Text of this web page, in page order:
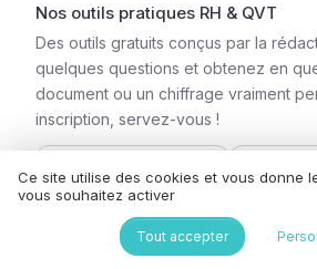
Nos outils pratiques RH & QVT
Des outils gratuits conçus par la
quelques questions et obtenez en
document ou un chiffrage vraiment
inscription, servez-vous !
📋
Générateur de fiche de
Ce site utilise des cookies et vous donne
vous souhaitez activer
Tout accepter